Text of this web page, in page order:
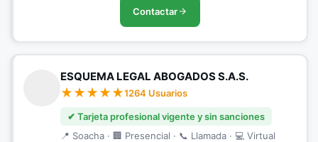
Contactar
ESQUEMA LEGAL ABOGADOS S.A.S.
1264 Usuarios
✔ Tarjeta profesional vigente y sin sanciones
📍 Soacha · 🏢 Presencial · 📞 Llamada · 💻 Virtual